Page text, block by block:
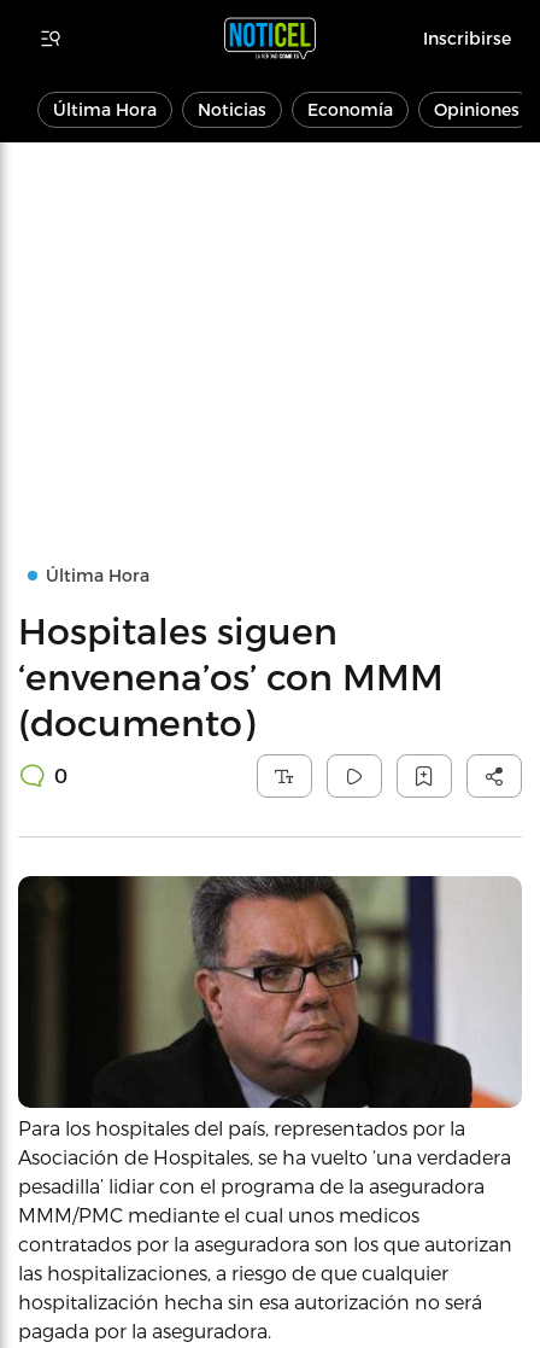
Inscribirse
Última Hora Noticias Economía Opiniones
Última Hora
Hospitales siguen
‘envenena’os’ con MMM
(documento)
0
Para los hospitales del país, representados por la
Asociación de Hospitales, se ha vuelto ‘una verdadera
pesadilla’ lidiar con el programa de la aseguradora
MMM/PMC mediante el cual unos medicos
contratados por la aseguradora son los que autorizan
las hospitalizaciones, a riesgo de que cualquier
hospitalización hecha sin esa autorización no será
pagada por la aseguradora.